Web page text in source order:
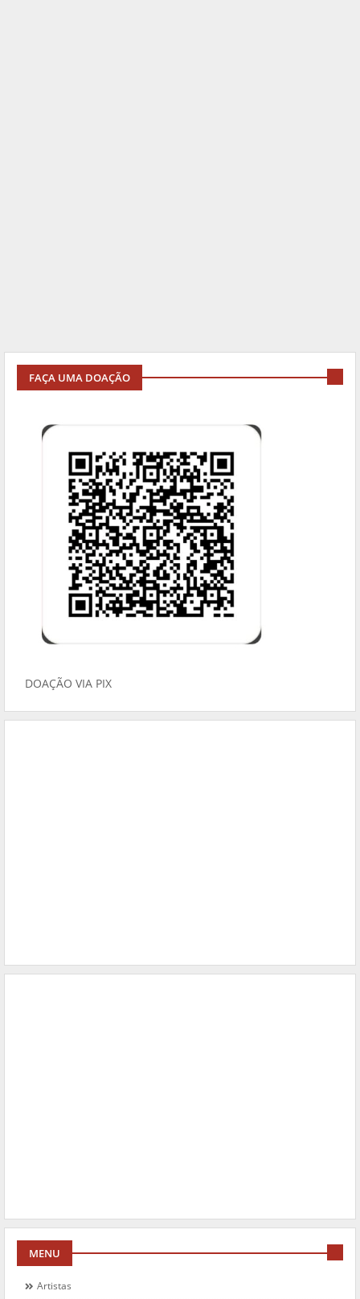
FAÇA UMA DOAÇÃO
DOAÇÃO VIA PIX
MENU
Artistas